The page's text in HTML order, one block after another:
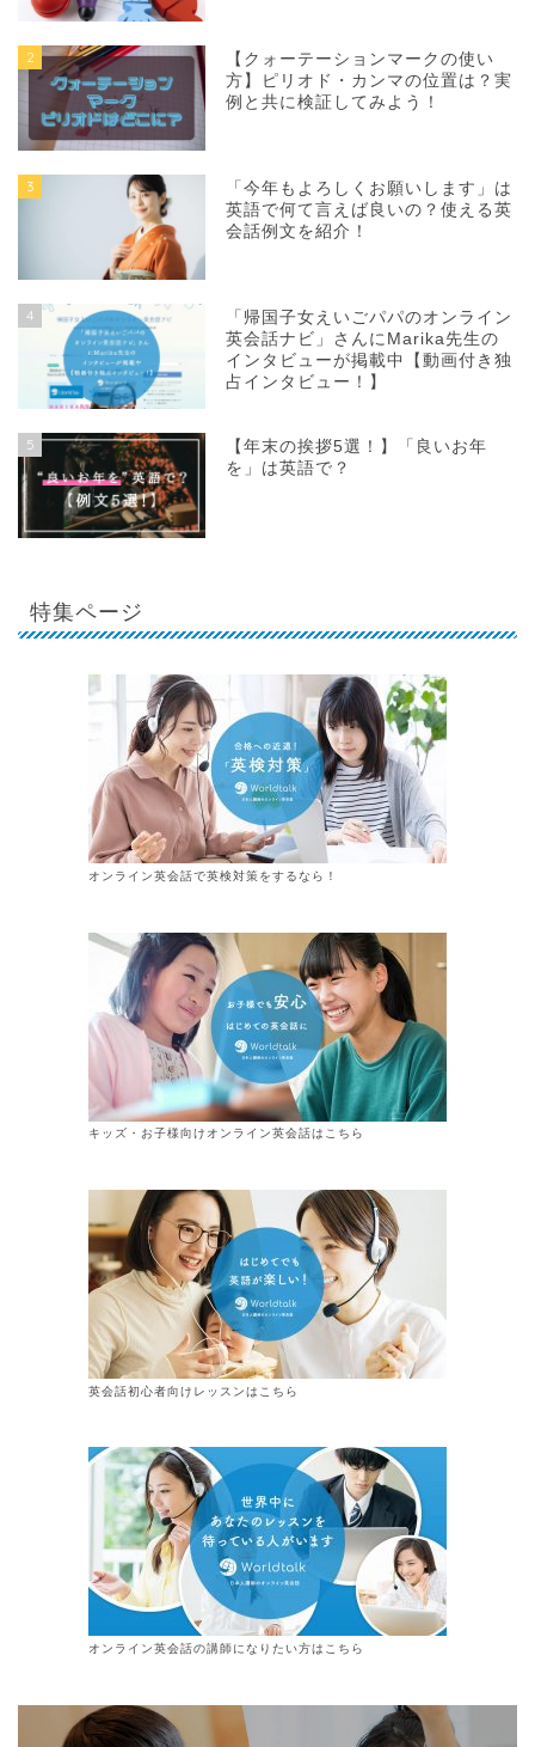
2
【クォーテーションマークの使い
方】ピリオド・カンマの位置は？実
例と共に検証してみよう！
3
「今年もよろしくお願いします」は
英語で何て言えば良いの？使える英
会話例文を紹介！
4
「帰国子女えいごパパのオンライン
英会話ナビ」さんにMarika先生の
インタビューが掲載中【動画付き独
占インタビュー！】
5
【年末の挨拶5選！】「良いお年
を」は英語で？
特集ページ
オンライン英会話で英検対策をするなら！
キッズ・お子様向けオンライン英会話はこちら
英会話初心者向けレッスンはこちら
オンライン英会話の講師になりたい方はこちら